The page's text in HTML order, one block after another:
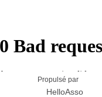
Propulsé par
HelloAsso